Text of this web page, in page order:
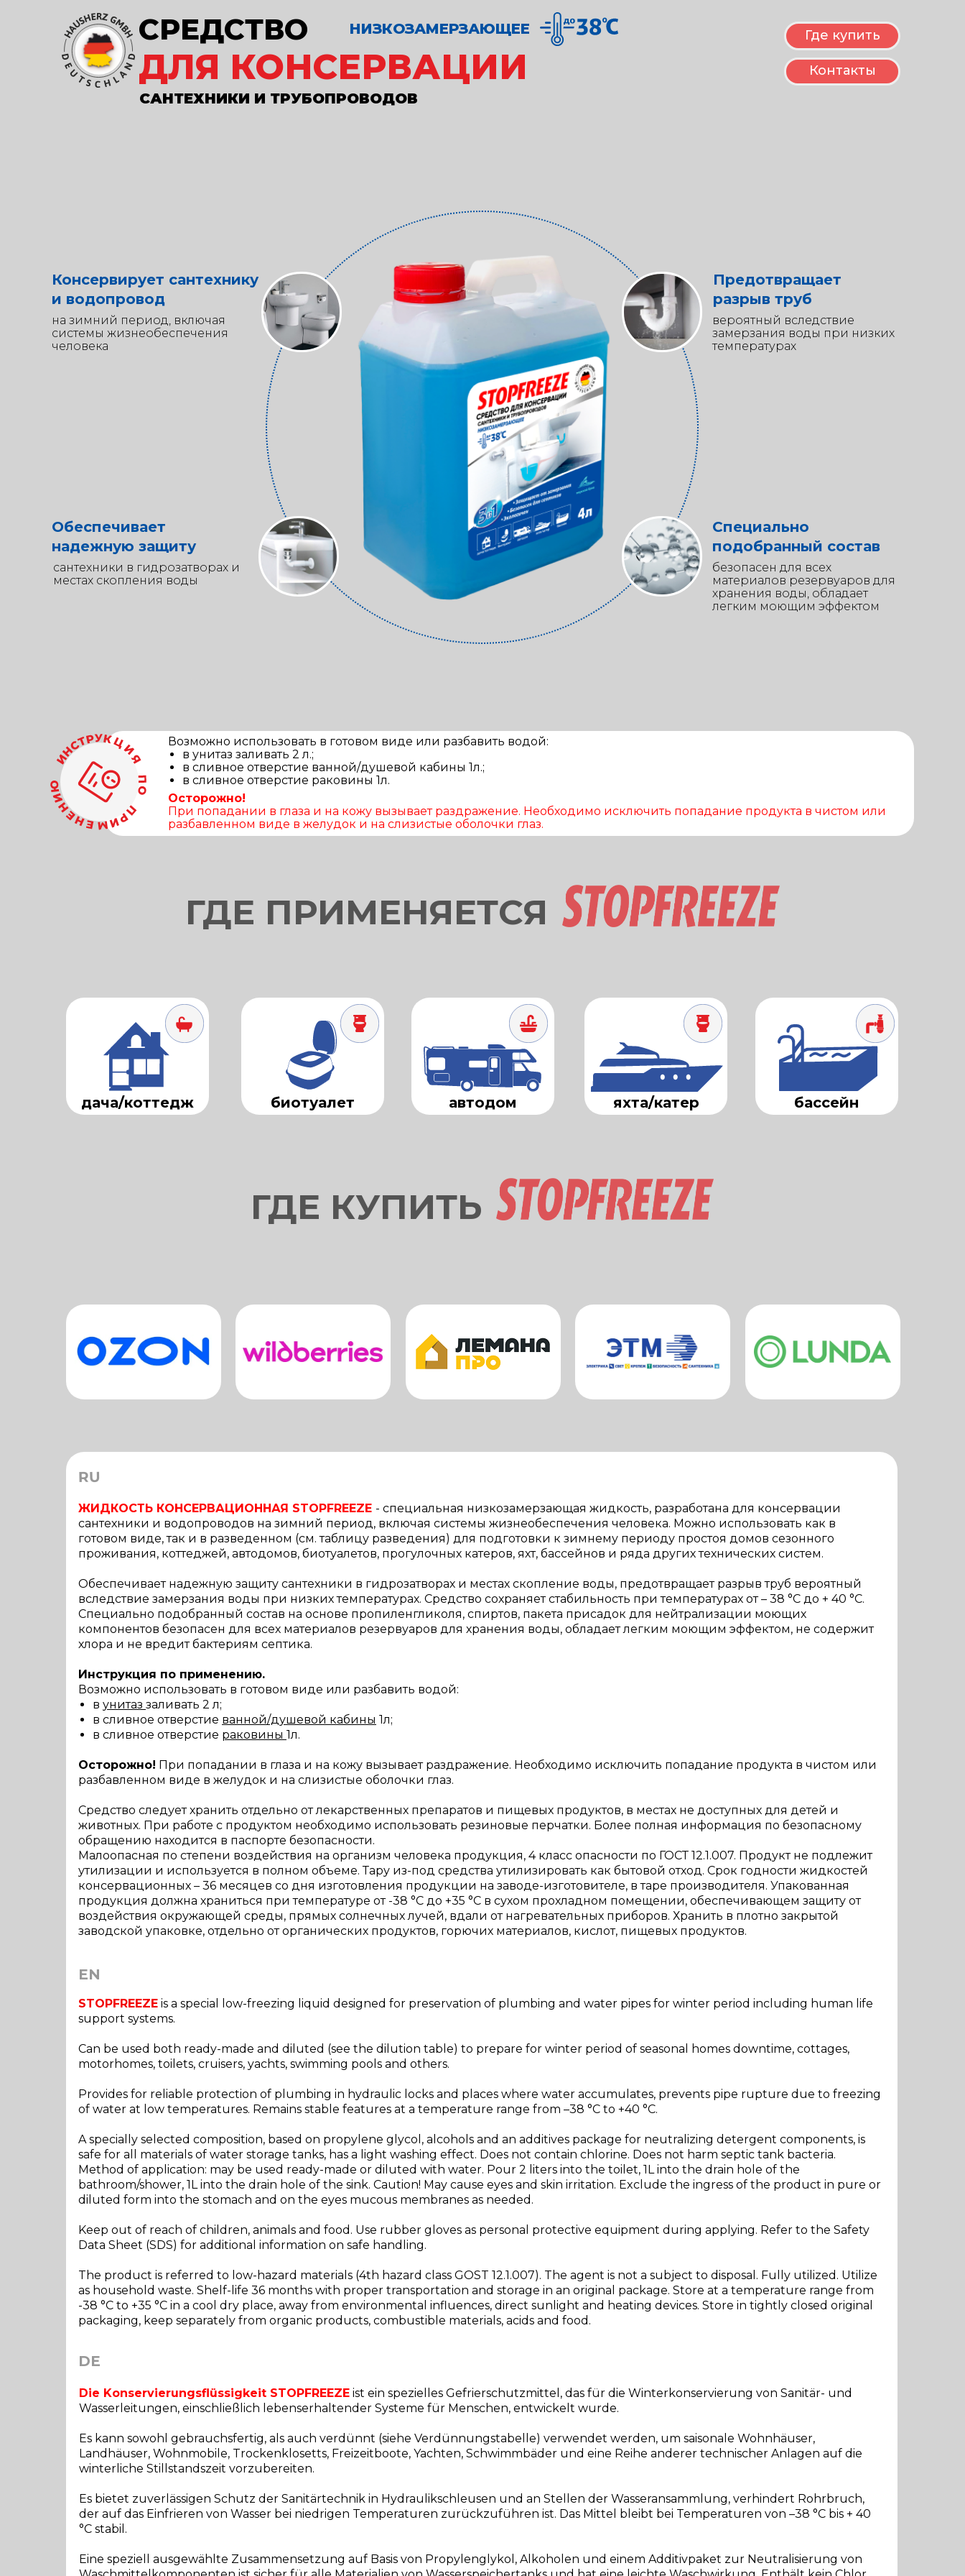
ДЛЯ КОНСЕРВАЦИИ
СРЕДСТВО
САНТЕХНИКИ И ТРУБОПРОВОДОВ
НИЗКОЗАМЕРЗАЮЩЕЕ Где купить
Контакты
Консервирует сантехнику
и водопровод
на зимний период, включая
системы жизнеобеспечения
человека
Обеспечивает
надежную защиту
сантехники в гидрозатворах и
местах скопления воды
Предотвращает
разрыв труб
вероятный вследствие
замерзания воды при низких
температурах
Специально
подобранный состав
безопасен для всех
материалов резервуаров для
хранения воды, обладает
легким моющим эффектом
Возможно использовать в готовом виде или разбавить водой:
в унитаз заливать 2 л.;
в сливное отверстие ванной/душевой кабины 1л.;
в сливное отверстие раковины 1л.
Осторожно!
При попадании в глаза и на кожу вызывает раздражение. Необходимо исключить попадание продукта в чистом или
разбавленном виде в желудок и на слизистые оболочки глаз.
ГДЕ ПРИМЕНЯЕТСЯ
дача/коттедж биотуалет автодом яхта/катер бассейн
ГДЕ КУПИТЬ
ЖИДКОСТЬ КОНСЕРВАЦИОННАЯ STOPFREEZE - специальная низкозамерзающая жидкость, разработана для консервации
сантехники и водопроводов на зимний период, включая системы жизнеобеспечения человека. Можно использовать как в
готовом виде, так и в разведенном (см. таблицу разведения) для подготовки к зимнему периоду простоя домов сезонного
проживания, коттеджей, автодомов, биотуалетов, прогулочных катеров, яхт, бассейнов и ряда других технических систем.
Обеспечивает надежную защиту сантехники в гидрозатворах и местах скопление воды, предотвращает разрыв труб вероятный
вследствие замерзания воды при низких температурах. Средство сохраняет стабильность при температурах от – 38 °С до + 40 °С.
Специально подобранный состав на основе пропиленгликоля, спиртов, пакета присадок для нейтрализации моющих
компонентов безопасен для всех материалов резервуаров для хранения воды, обладает легким моющим эффектом, не содержит
хлора и не вредит бактериям септика.
Инструкция по применению.
Возможно использовать в готовом виде или разбавить водой:
в унитаз заливать 2 л;
в сливное отверстие ванной/душевой кабины 1л;
в сливное отверстие раковины 1л.
Осторожно! При попадании в глаза и на кожу вызывает раздражение. Необходимо исключить попадание продукта в чистом или
разбавленном виде в желудок и на слизистые оболочки глаз.
Средство следует хранить отдельно от лекарственных препаратов и пищевых продуктов, в местах не доступных для детей и
животных. При работе с продуктом необходимо использовать резиновые перчатки. Более полная информация по безопасному
обращению находится в паспорте безопасности.
Малоопасная по степени воздействия на организм человека продукция, 4 класс опасности по ГОСТ 12.1.007. Продукт не подлежит
утилизации и используется в полном объеме. Тару из-под средства утилизировать как бытовой отход. Срок годности жидкостей
консервационных – 36 месяцев со дня изготовления продукции на заводе-изготовителе, в таре производителя. Упакованная
продукция должна храниться при температуре от -38 °С до +35 °С в сухом прохладном помещении, обеспечивающем защиту от
воздействия окружающей среды, прямых солнечных лучей, вдали от нагревательных приборов. Хранить в плотно закрытой
заводской упаковке, отдельно от органических продуктов, горючих материалов, кислот, пищевых продуктов.
STOPFREEZE is a special low-freezing liquid designed for preservation of plumbing and water pipes for winter period including human life
support systems.
Can be used both ready-made and diluted (see the dilution table) to prepare for winter period of seasonal homes downtime, cottages,
motorhomes, toilets, cruisers, yachts, swimming pools and others.
Provides for reliable protection of plumbing in hydraulic locks and places where water accumulates, prevents pipe rupture due to freezing
of water at low temperatures. Remains stable features at a temperature range from –38 °C to +40 °C.
A specially selected composition, based on propylene glycol, alcohols and an additives package for neutralizing detergent components, is
safe for all materials of water storage tanks, has a light washing effect. Does not contain chlorine. Does not harm septic tank bacteria.
Method of application: may be used ready-made or diluted with water. Pour 2 liters into the toilet, 1L into the drain hole of the
bathroom/shower, 1L into the drain hole of the sink. Caution! May cause eyes and skin irritation. Exclude the ingress of the product in pure or
diluted form into the stomach and on the eyes mucous membranes as needed.
Keep out of reach of children, animals and food. Use rubber gloves as personal protective equipment during applying. Refer to the Safety
Data Sheet (SDS) for additional information on safe handling.
The product is referred to low-hazard materials (4th hazard class GOST 12.1.007). The agent is not a subject to disposal. Fully utilized. Utilize
as household waste. Shelf-life 36 months with proper transportation and storage in an original package. Store at a temperature range from
-38 °C to +35 °C in a cool dry place, away from environmental influences, direct sunlight and heating devices. Store in tightly closed original
packaging, keep separately from organic products, combustible materials, acids and food.
Die Konservierungsflüssigkeit STOPFREEZE ist ein spezielles Gefrierschutzmittel, das für die Winterkonservierung von Sanitär- und
Wasserleitungen, einschließlich lebenserhaltender Systeme für Menschen, entwickelt wurde.
Es kann sowohl gebrauchsfertig, als auch verdünnt (siehe Verdünnungstabelle) verwendet werden, um saisonale Wohnhäuser,
Landhäuser, Wohnmobile, Trockenklosetts, Freizeitboote, Yachten, Schwimmbäder und eine Reihe anderer technischer Anlagen auf die
winterliche Stillstandszeit vorzubereiten.
Es bietet zuverlässigen Schutz der Sanitärtechnik in Hydraulikschleusen und an Stellen der Wasseransammlung, verhindert Rohrbruch,
der auf das Einfrieren von Wasser bei niedrigen Temperaturen zurückzuführen ist. Das Mittel bleibt bei Temperaturen von –38 °C bis + 40
°C stabil.
Eine speziell ausgewählte Zusammensetzung auf Basis von Propylenglykol, Alkoholen und einem Additivpaket zur Neutralisierung von
RU
EN
DE